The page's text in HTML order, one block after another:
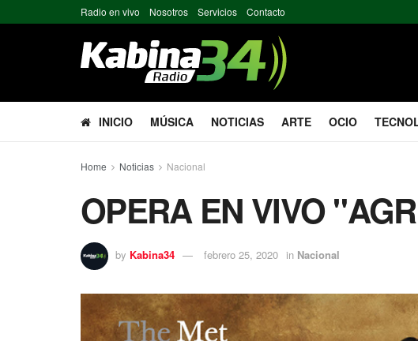
Radio en vivo Nosotros Servicios Contacto
INICIO MÚSICA NOTICIAS ARTE OCIO
Home Noticias Nacional
OPERA EN VIVO
by Kabina34 febrero 25, 2020 in Nacional